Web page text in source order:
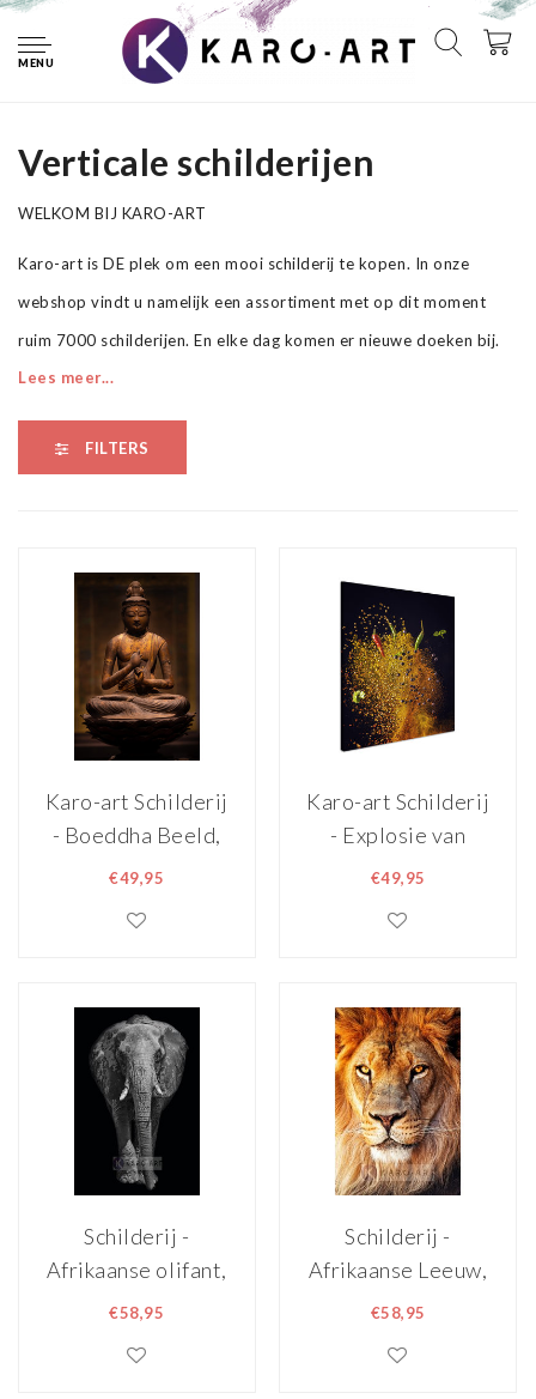
MENU
Schilderijen Verticaal
Schilderijen - Verticale schilderijen
Verticale schilderijen
WELKOM BIJ KARO-ART
Karo-art is DE plek om een mooi schilderij te kopen. In onze
webshop vindt u namelijk een assortiment met op dit moment
ruim 7000 schilderijen. En elke dag komen er nieuwe doeken bij.
Lees meer...
FILTERS
Karo-art Schilderij
- Boeddha Beeld,
Inspiratie,
wanddecoratie
€49,95
Karo-art Schilderij
- Explosie van
Kruiden, Premium
klaar om op te
€49,95
Schilderij -
Afrikaanse olifant,
zwart wit
€58,95
Schilderij -
Afrikaanse Leeuw,
close up
€58,95